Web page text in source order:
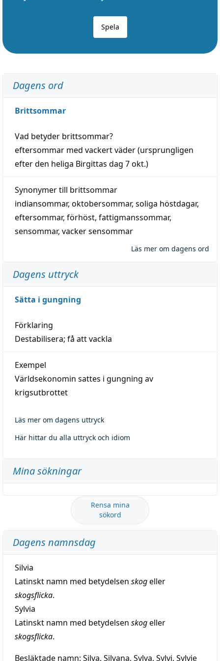
Spela
Dagens ord
Brittsommar
Vad betyder brittsommar?
eftersommar med vackertväder(ursprungligen
efter den heliga Birgittas dag 7 okt.)
Synonymer till brittsommar
indiansommar, oktobersommar, soliga höstdagar,
eftersommar, förhöst, fattigmanssommar,
sensommar, vacker sensommar
Läs mer om dagens ord
Dagens uttryck
Sätta i gungning
Förklaring
Destabilisera; få att vackla
Exempel
Världsekonomin sattes i gungning av
krigsutbrottet
Läs mer om dagens uttryck
Här hittar du alla uttryck och idiom
Mina sökningar
Rensa mina
sökord
Dagens namnsdag
Silvia
Latinskt namn med betydelsen skogeller
skogsflicka.
Sylvia
Latinskt namn med betydelsen skogeller
skogsflicka.
Besläktade namn: Silva, Silvana, Sylva, Sylvi, Sylvie